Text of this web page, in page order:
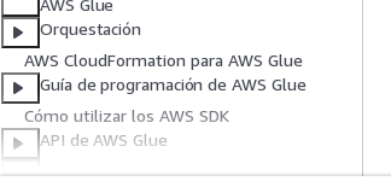
AWS Glue
Orquestación
AWS CloudFormation para AWS Glue
Guía de programación de AWS Glue
Cómo utilizar los AWS SDK
API de AWS Glue
AWS GlueEjemplos de código de la API